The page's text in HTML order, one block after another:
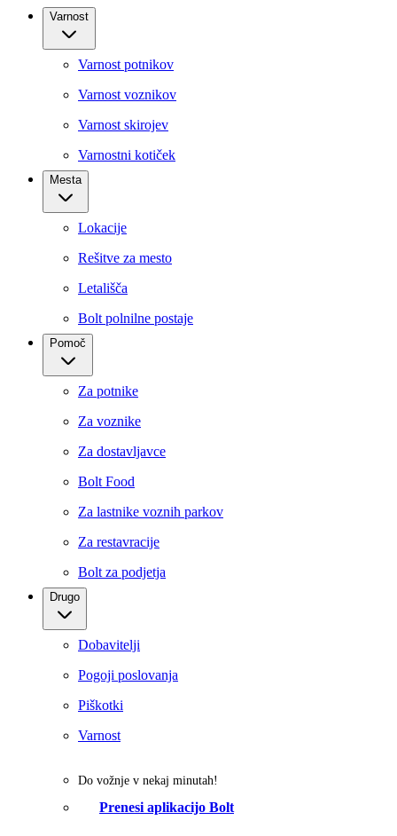
Varnost
Varnost potnikov
Varnost voznikov
Varnost skirojev
Varnostni kotiček
Mesta
Lokacije
Rešitve za mesto
Letališča
Bolt polnilne postaje
Pomoč
Za potnike
Za voznike
Za dostavljavce
Bolt Food
Za lastnike voznih parkov
Za restavracije
Bolt za podjetja
Drugo
Dobavitelji
Pogoji poslovanja
Piškotki
Varnost
Do vožnje v nekaj minutah!
Prenesi aplikacijo Bolt